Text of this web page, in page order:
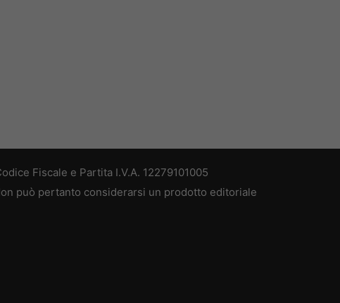
Fiscale e Partita I.V.A. 12279101005
può pertanto considerarsi un prodotto editoriale